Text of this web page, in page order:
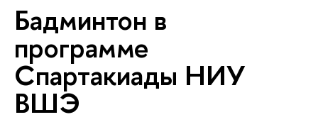
Бадминтон в
программе
Спартакиады НИУ
ВШЭ